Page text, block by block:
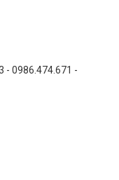
- 0986.474.671 -